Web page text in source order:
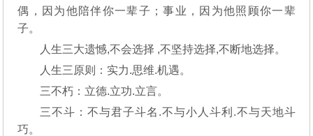
偶，因为他陪伴你一辈子；事业，因为他照顾你一辈
子。
人生三大遗憾,不会选择 ,不坚持选择,不断地选择。
人生三原则：实力.思维.机遇。
三不朽：立德.立功.立言。
三不斗：不与君子斗名.不与小人斗利.不与天地斗
巧。